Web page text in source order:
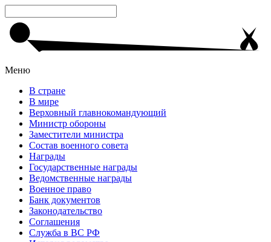
Меню
В стране
В мире
Верховный главнокомандующий
Министр обороны
Заместители министра
Состав военного совета
Награды
Государственные награды
Ведомственные награды
Военное право
Банк документов
Законодательство
Соглашения
Служба в ВС РФ